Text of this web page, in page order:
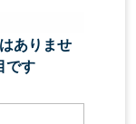
ありませ
です